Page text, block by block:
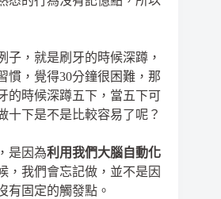
子，就是刷牙的時候深蹲，
慣，覺得30分鐘很困難，那
的時候深蹲五下，當五下可
十下是不是比較容易了呢？
是因為利用我們大腦自動化
，我們會忘記做，並不是因
有固定的觸發點。